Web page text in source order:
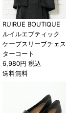
RUIRUE BOUTIQUE
ルイルエブティック
ケープスリーブチェス
ターコート
6,980円 税込
送料無料